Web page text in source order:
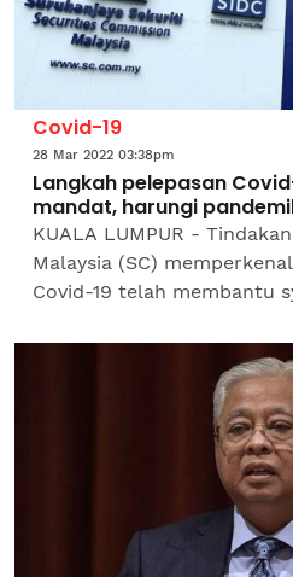
Covid-19
28 Mar 2022 03:38pm
Langkah pelepasan
mandat, harungi
KUALA LUMPUR -
Malaysia (SC)
Covid-19 telah membantu
pandemik. Ini termasuk...